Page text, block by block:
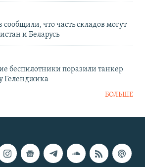
что часть складов могут
и Беларусь
беспилотники поразили танкер
Геленджика
БОЛЬШЕ